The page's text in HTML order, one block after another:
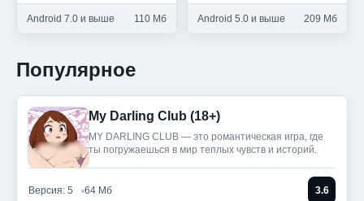
Android 7.0 и выше 110 Мб Android 5.0 и выше 209 Мб
Популярное
My Darling Club (18+)
MY DARLING CLUB — это романтическая игра, где
ты погружаешься в мир теплых чувств и историй.
Версия: 5 64 Мб 3.6